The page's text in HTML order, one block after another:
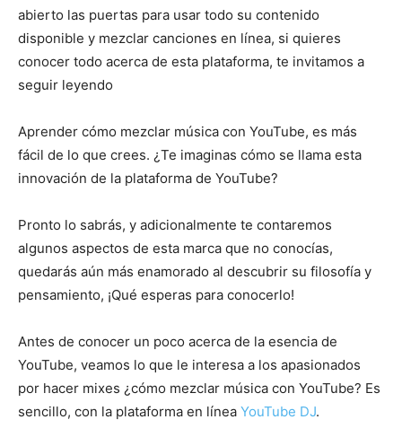
abierto las puertas para usar todo su contenido
disponible y mezclar canciones en línea, si quieres
conocer todo acerca de esta plataforma, te invitamos a
seguir leyendo
Aprender cómo mezclar música con YouTube, es más
fácil de lo que crees. ¿Te imaginas cómo se llama esta
innovación de la plataforma de YouTube?
Pronto lo sabrás, y adicionalmente te contaremos
algunos aspectos de esta marca que no conocías,
quedarás aún más enamorado al descubrir su filosofía y
pensamiento, ¡Qué esperas para conocerlo!
Antes de conocer un poco acerca de la esencia de
YouTube, veamos lo que le interesa a los apasionados
por hacer mixes ¿cómo mezclar música con YouTube? Es
sencillo, con la plataforma en línea YouTube DJ.